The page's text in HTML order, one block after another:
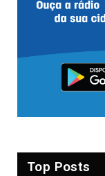
Top Posts